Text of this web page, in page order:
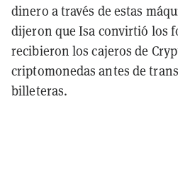
dinero a través de estas
dijeron que Isa convirtió los
recibieron los cajeros de
criptomonedas antes de
billeteras.